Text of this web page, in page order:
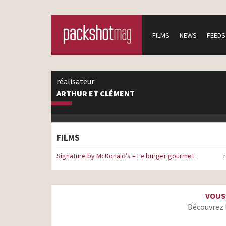
FILMS NEWS FEEDS
réalisateur
ARTHUR ET CLÉMENT
FILMS
Signature by McDonald’s – Le burger gourmet
Découvrez